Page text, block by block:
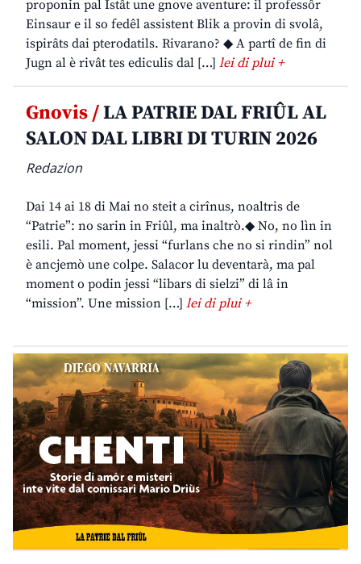
proponin pal Istât une gnove aventure: il professôr
Einsaur e il so fedêl assistent Blik a provin di svolâ,
ispirâts dai pterodatils. Rivarano? ◆ A partî de fin di
Jugn al è rivât tes ediculis dal […] lei di plui +
Gnovis /LA PATRIE DAL FRIÛL AL
SALON DAL LIBRI DI TURIN 2026
Redazion
Dai 14 ai 18 di Mai no steit a cirînus, noaltris de
“Patrie”: no sarin in Friûl, ma inaltrò.◆ No, no lìn in
esili. Pal moment, jessi “furlans che no si rindin” nol
è ancjemò une colpe. Salacor lu deventarà, ma pal
moment o podin jessi “libars di sielzi” di lâ in
“mission”. Une mission […] lei di plui +